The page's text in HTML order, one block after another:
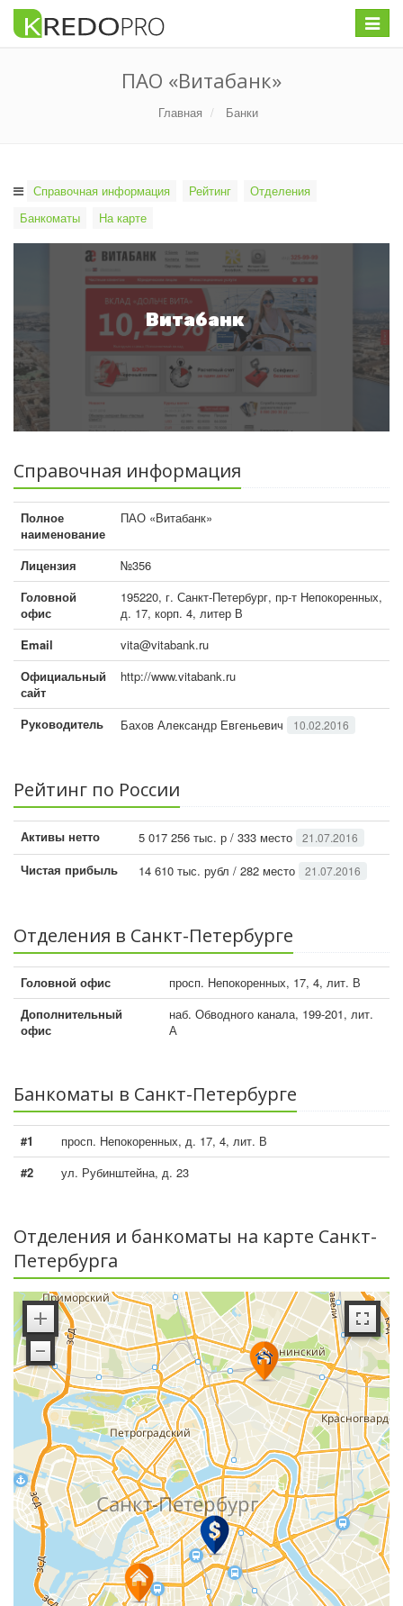
Меню
ПАО «Витабанк»
Главная Банки
Справочная информация Рейтинг
Отделения
Банкоматы
На карте
Витабанк
Справочная информация
Полное
наименование
ПАО «Витабанк»
Лицензия
№356
Головной
офис
195220, г. Санкт-Петербург, пр-т Непокоренных,
д. 17, корп. 4, литер В
Email
vita@vitabank.ru
Официальный
сайт
http://www.vitabank.ru
Руководитель Бахов Александр Евгеньевич 10.02.2016
Рейтинг по России
Активы нетто 5 017 256 тыс. р / 333 место 21.07.2016
Чистая прибыль 14 610 тыс. рубл / 282 место 21.07.2016
Отделения в Санкт-Петербурге
Головной офис
просп. Непокоренных, 17, 4, лит. В
Дополнительный
офис
наб. Обводного канала, 199-201, лит.
А
Банкоматы в Санкт-Петербурге
#1
просп. Непокоренных, д. 17, 4, лит. В
#2
ул. Рубинштейна, д. 23
Отделения и банкоматы на карте Санкт-
Петербурга